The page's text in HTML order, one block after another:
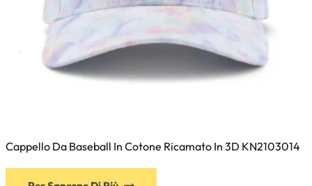
Cappello Da Baseball In Cotone Ricamato In 3D KN2103014